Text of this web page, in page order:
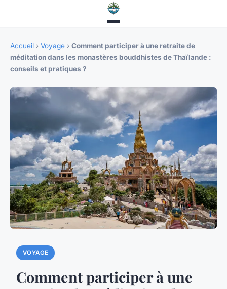
Accueil › Voyage › Comment participer à une retraite de
méditation dans les monastères bouddhistes de Thaïlande :
conseils et pratiques ?
VOYAGE
Comment participer à une